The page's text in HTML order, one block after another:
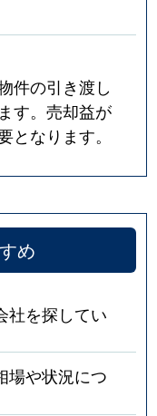
件の引き渡し
す。売却益が
となります。
め
社を探してい
場や状況につ